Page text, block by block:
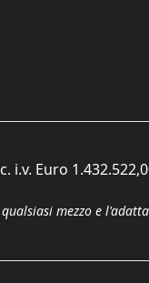
Euro
mezzo e